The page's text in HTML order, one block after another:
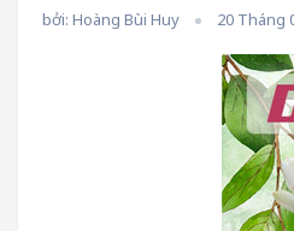
bởi: Hoàng Bùi Huy 20 Tháng